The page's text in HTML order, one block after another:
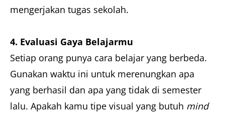
mengerjakan tugas sekolah.
4. Evaluasi Gaya Belajarmu
Setiap orang punya cara belajar yang berbeda.
Gunakan waktu ini untuk merenungkan apa
yang berhasil dan apa yang tidak di semester
lalu. Apakah kamu tipe visual yang butuh mind